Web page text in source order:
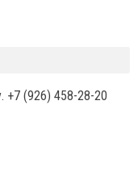
+7 (926) 458-28-20